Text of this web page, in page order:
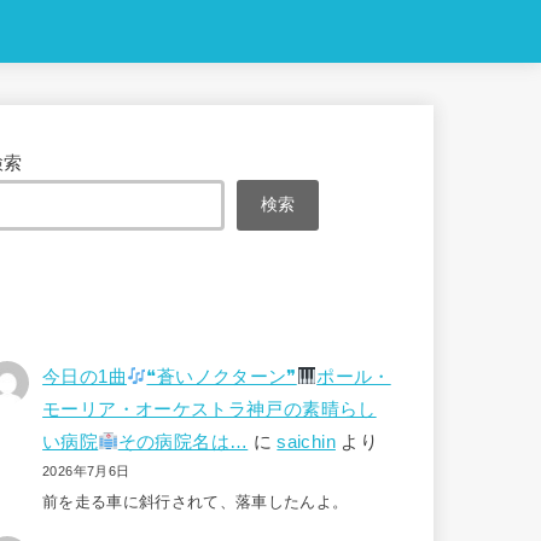
索
検索
今日の1曲 ❝蒼いノクターン❞
ポール・
モーリア・オーケストラ神戸の素晴らし
い病院
その病院名は… にsaichinより
2026年7月6日
前を走る車に斜行されて、落車したんよ。